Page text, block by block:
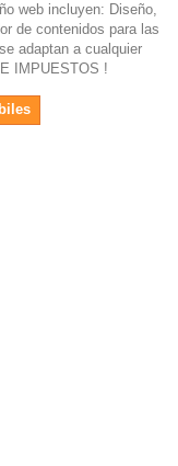
web incluyen: Diseño,
de contenidos para las
adaptan a cualquier
IMPUESTOS !